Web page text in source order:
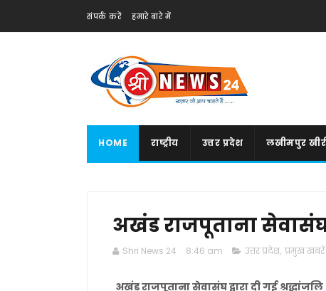
संपर्क करें हमारे बारे में
HOME राष्ट्रीय उत्तर प्रदेश लखीमपुर
अखंड राजपूताना सेवासंघ
Shri News 24 8:46 am उत्तर प्रदेश, प्रमुख खबरें
अखंड राजपूताना सेवासंघ द्वारा दी गई श्रद्धांजलि